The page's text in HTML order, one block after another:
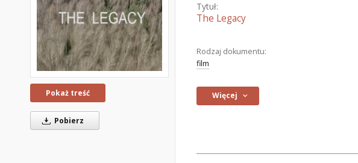
Pokaż treść
Pobierz
Tytuł:
The Legacy
Rodzaj dokumentu:
film
Więcej